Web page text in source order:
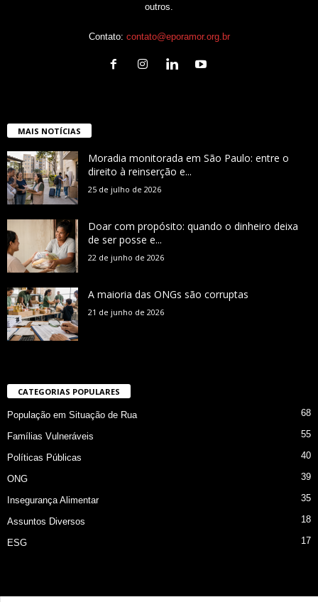
outros.
Contato: contato@eporamor.org.br
MAIS NOTÍCIAS
Moradia monitorada em São Paulo: entre o
direito à reinserção e...
25 de julho de 2026
Doar com propósito: quando o dinheiro deixa
de ser posse e...
22 de junho de 2026
A maioria das ONGs são corruptas
21 de junho de 2026
CATEGORIAS POPULARES
População em Situação de Rua 68
Famílias Vulneráveis 55
Políticas Públicas 40
ONG 39
Insegurança Alimentar 35
Assuntos Diversos 18
ESG 17